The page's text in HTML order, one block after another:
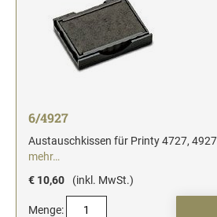
6/4927
Austauschkissen für Printy 4727,
mehr…
€ 10,60
(inkl. MwSt.)
Menge: